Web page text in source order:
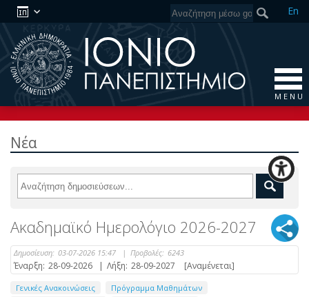
En
M E N U
Νέα
Ακαδημαϊκό Ημερολόγιο 2026-2027
Δημοσίευση: 03-07-2026 15:47 | Προβολές: 6243
Έναρξη: 28-09-2026 | Λήξη: 28-09-2027 [Αναμένεται]
Γενικές Ανακοινώσεις
Πρόγραμμα Μαθημάτων